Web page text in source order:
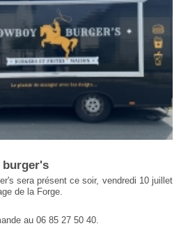
burger's
sera présent ce soir, vendredi 10 juillet
de la Forge.
au 06 85 27 50 40.